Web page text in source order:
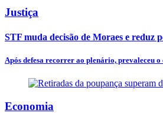
Justiça
STF muda decisão de Moraes e reduz
Após defesa recorrer ao plenário, prevaleceu
Economia